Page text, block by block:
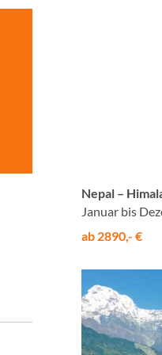
Nepal –
Januar bis
ab 2890,- €